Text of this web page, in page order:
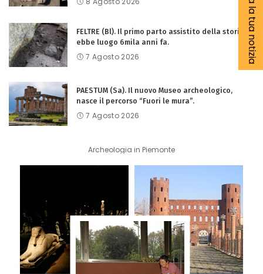
FELTRE (Bl). Il primo parto assistito della storia
ebbe luogo 6mila anni fa.
7 Agosto 2026
PAESTUM (Sa). Il nuovo Museo archeologico,
nasce il percorso “Fuori le mura”.
7 Agosto 2026
Archeologia in Piemonte